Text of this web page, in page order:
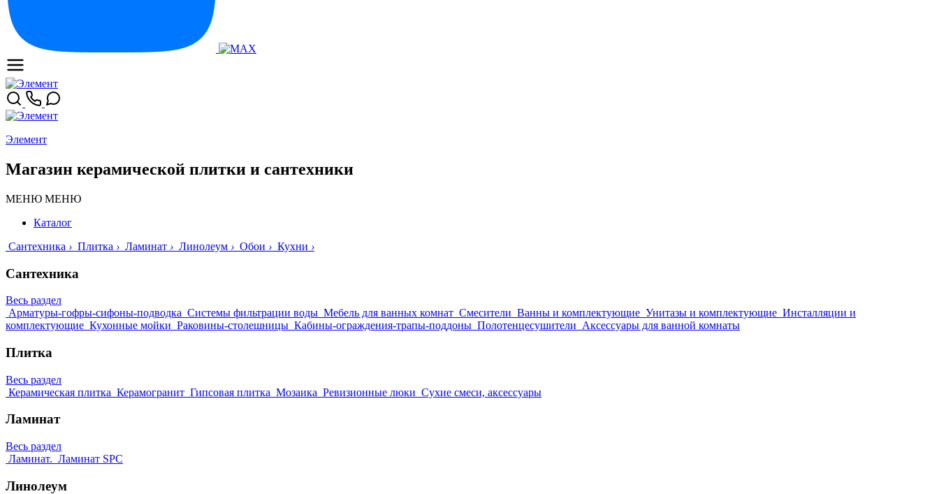
Элемент
Магазин керамической плитки и сантехники
МЕНЮ МЕНЮ
Каталог
Сантехника › Плитка › Ламинат › Линолеум › Обои › Кухни ›
Сантехника
Весь раздел
Арматуры-гофры-сифоны-подводка Системы фильтрации воды Мебель для ванных комнат Смесители Ванны и комплектующие Унитазы и комплектующие Инсталляции и
комплектующие Кухонные мойки Раковины-столешницы Кабины-ограждения-трапы-поддоны Полотенцесушители Аксессуары для ванной комнаты
Плитка
Весь раздел
Керамическая плитка Керамогранит Гипсовая плитка Мозаика Ревизионные люки Сухие смеси, аксессуары
Ламинат
Весь раздел
Ламинат. Ламинат SPC
Линолеум